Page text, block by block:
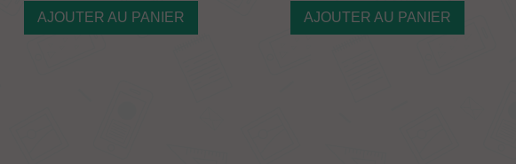
AJOUTER AU PANIER AJOUTER AU PANIER